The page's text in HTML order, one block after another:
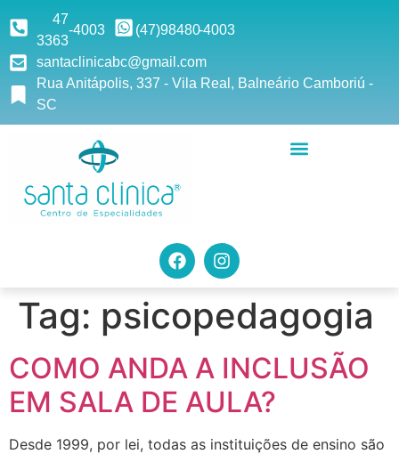
47
3363
-4003 (47)98480-4003
santaclinicabc@gmail.com
Rua Anitápolis, 337 - Vila Real, Balneário Camboriú -
SC
Tag: psicopedagogia
COMO ANDA A INCLUSÃO
EM SALA DE AULA?
Desde 1999, por lei, todas as instituições de ensino são